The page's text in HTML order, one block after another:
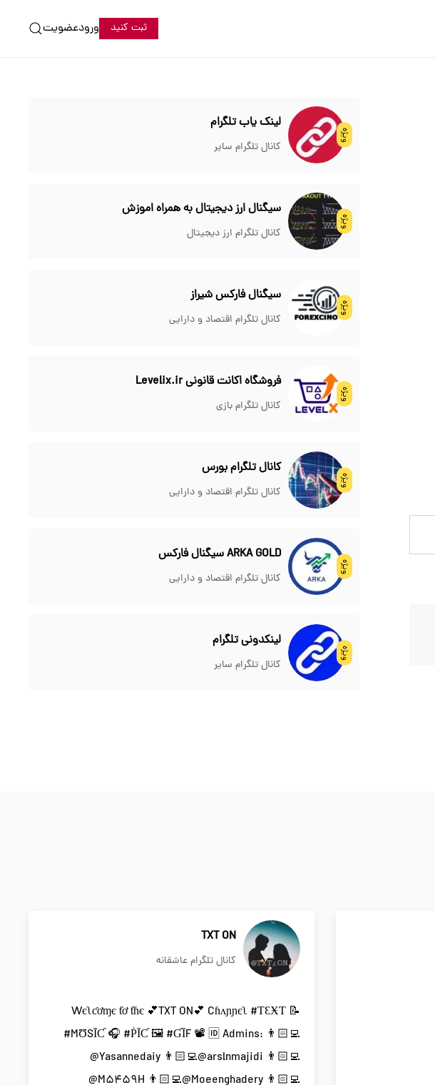
ثبت کنید ورودعضویت
ویژه
لینک یاب تلگرام
کانال تلگرام سایر
ویژه
سیگنال ارز دیجیتال به همراه اموزش
کانال تلگرام ارز دیجیتال
ویژه
سیگنال فارکس شیراز
کانال تلگرام اقتصاد و دارایی
ویژه
فروشگاه اکانت قانونی Levelix.ir
کانال تلگرام بازی
ویژه
کانال تلگرام بورس
کانال تلگرام اقتصاد و دارایی
ویژه
ARKA GOLD سیگنال فارکس
کانال تلگرام اقتصاد و دارایی
ویژه
لینکدونی تلگرام
کانال تلگرام سایر
TXT ON
کانال تلگرام عاشقانه
Wєʅƈơɱє ƭơ ƭɦє 💕TXT ON💕 Cɦʌɲɲєʅ #ƬƐӾƬ 📝
#MƱSĪƇ 🎧 #ṖĪƇ 🖼 #ƓĪF 📽 🆔 Admins: 👨🏻‍💻
@Yasannedaiy 👨🏻‍💻@arslnmajidi 👨🏻‍💻
@M5459H 👨🏻‍💻@Moeenghadery 👨🏻‍💻